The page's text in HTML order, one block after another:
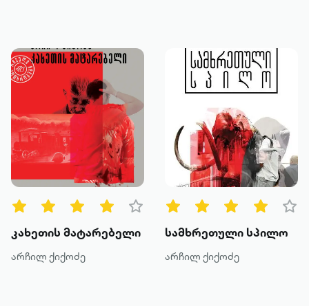
კახეთის მატარებელი
არჩილ ქიქოძე
სამხრეთული სპილო
არჩილ ქიქოძე